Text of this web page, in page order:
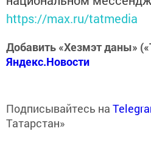
https://max.ru/tatmedia
Добавить «Хезмэт даны»
Яндекс.Новости
Подписывайтесь на
Татарстан»